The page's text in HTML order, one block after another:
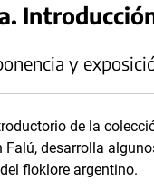
y
de la
desarrolla
floklore argentino.